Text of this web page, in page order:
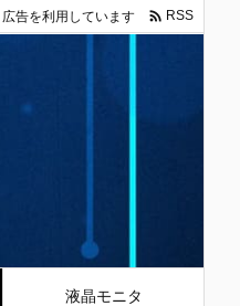
液晶モニタ
広告を利用しています  RSS